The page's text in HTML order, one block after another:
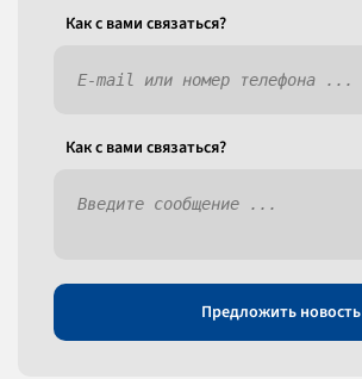
Как c вами связаться?
Как c вами связаться?
Предложить новость